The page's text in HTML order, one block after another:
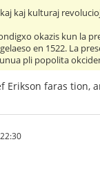
kaj kulturaj
okazis kun la
en 1522. La
pli popolita
Erikson faras tion,